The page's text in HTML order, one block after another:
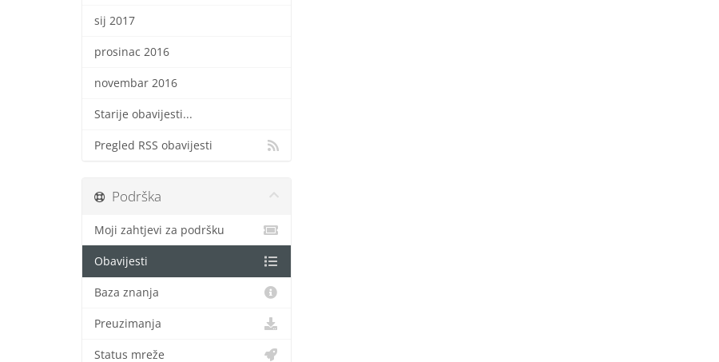
sij 2017
prosinac 2016
novembar 2016
Starije obavijesti...
Pregled RSS obavijesti
Podrška
Moji zahtjevi za podršku
Obavijesti
Baza znanja
Preuzimanja
Status mreže